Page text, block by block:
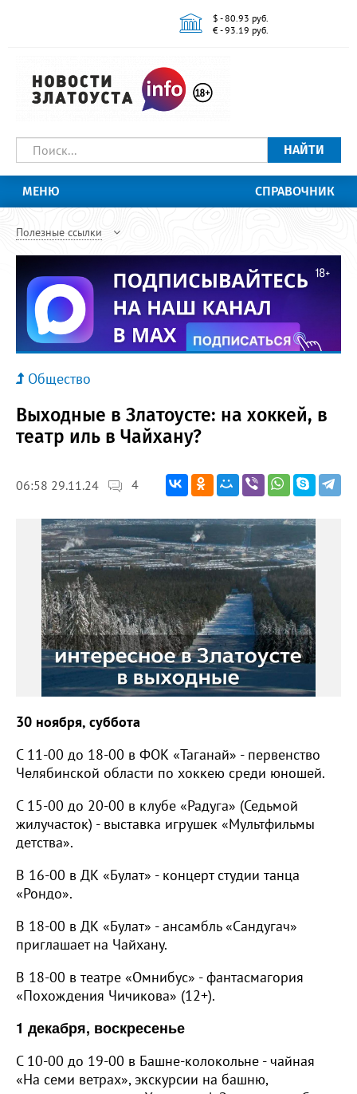
$ - 80.93 руб.
€ - 93.19 руб.
НАЙТИ
МЕНЮ СПРАВОЧНИК
Полезные ссылки
Общество
Выходные в Златоусте: на хоккей, в
театр иль в Чайхану?
06:58 29.11.24 4
30 ноября, суббота
С 11-00 до 18-00 в ФОК «Таганай» - первенство
Челябинской области по хоккею среди юношей.
С 15-00 до 20-00 в клубе «Радуга» (Седьмой
жилучасток) - выставка игрушек «Мультфильмы
детства».
В 16-00 в ДК «Булат» - концерт студии танца
«Рондо».
В 18-00 в ДК «Булат» - ансамбль «Сандугач»
приглашает на Чайхану.
В 18-00 в театре «Омнибус» - фантасмагория
«Похождения Чичикова» (12+).
1 декабря, воскресенье
С 10-00 до 19-00 в Башне-колокольне - чайная
«На семи ветрах», экскурсии на башню,